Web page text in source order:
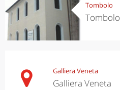
Tombolo
Tombolo
Galliera Veneta
Galliera Veneta